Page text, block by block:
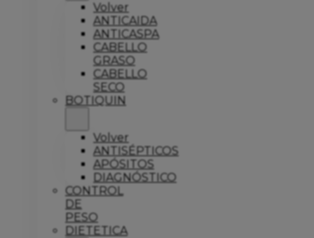
Volver
ANTICAIDA
ANTICASPA
CABELLO
GRASO
CABELLO
SECO
BOTIQUIN
Volver
ANTISÉPTICOS
APÓSITOS
DIAGNÓSTICO
CONTROL
DE
PESO
DIETETICA